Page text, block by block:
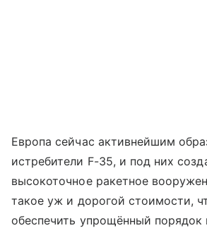
Европа сейчас активнейшим
истребители F-35, и под них
высокоточное ракетное
такое уж и дорогой стоимости,
обеспечить упрощённый порядок